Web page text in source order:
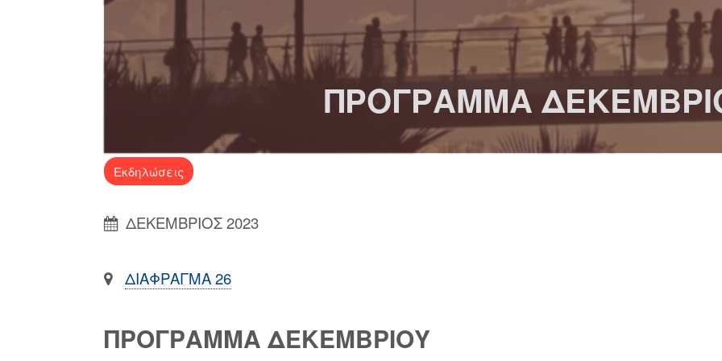
ΠΡΟΓΡΑΜΜΑ
Εκδηλώσεις
ΔΕΚΕΜΒΡΙΟΣ 2023
ΔΙΑΦΡΑΓΜΑ 26
ΠΡΟΓΡΑΜΜΑ ΔΕΚΕΜΒΡΙΟΥ